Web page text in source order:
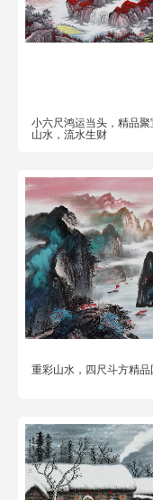
小六尺鸿运当头，精品聚
山水，流水生财
重彩山水，四尺斗方精品